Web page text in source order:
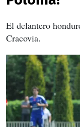
El delantero
Cracovia.